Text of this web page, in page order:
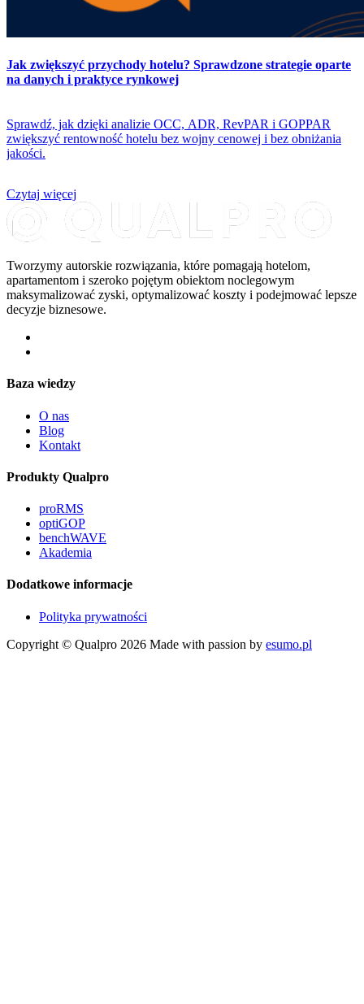
Jak zwiększyć przychody hotelu? Sprawdzone strategie oparte
na danych i praktyce rynkowej
Sprawdź, jak dzięki analizie OCC, ADR, RevPAR i GOPPAR
zwiększyć rentowność hotelu bez wojny cenowej i bez obniżania
jakości.
Czytaj więcej
Tworzymy autorskie rozwiązania, które pomagają hotelom,
apartamentom i szeroko pojętym obiektom noclegowym
maksymalizować zyski, optymalizować koszty i podejmować lepsze
decyzje biznesowe.
Baza wiedzy
O nas
Blog
Kontakt
Produkty Qualpro
proRMS
optiGOP
benchWAVE
Akademia
Dodatkowe informacje
Polityka prywatności
Copyright © Qualpro 2026 Made with passion by esumo.pl